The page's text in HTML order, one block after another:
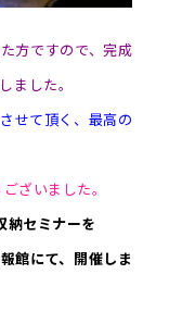
方ですので、完成
ました。
せて頂く、最高の
いました。
納セミナーを
館にて、開催しま